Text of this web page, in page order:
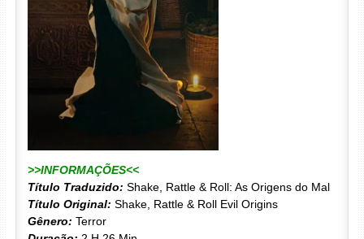
>>INFORMAÇÕES<<
Título Traduzido: Shake, Rattle & Roll: As Origens do Mal
Título Original: Shake, Rattle & Roll Evil Origins
Gênero: Terror